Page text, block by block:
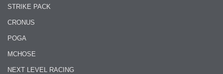
STRIKE PACK
CRONUS
POGA
MCHOSE
NEXT LEVEL RACING